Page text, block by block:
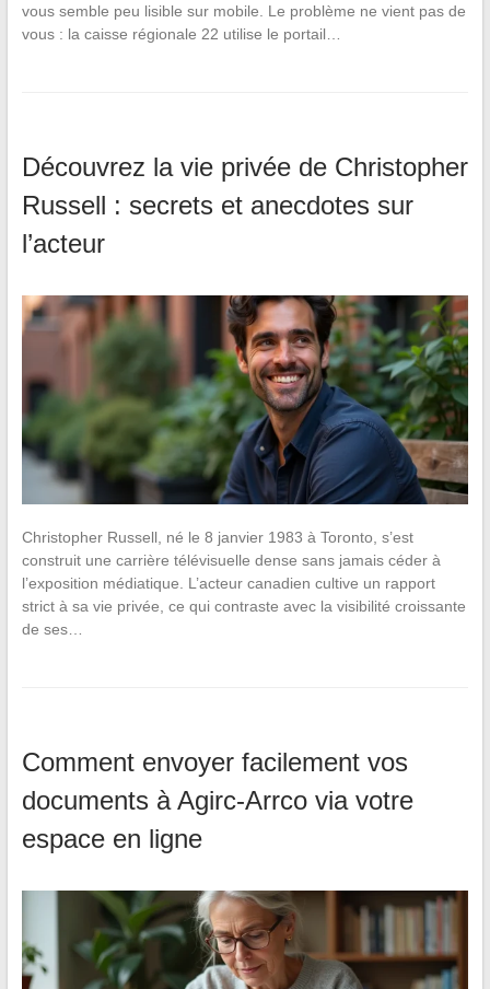
vous semble peu lisible sur mobile. Le problème ne vient pas de
vous : la caisse régionale 22 utilise le portail…
Découvrez la vie privée de Christopher
Russell : secrets et anecdotes sur
l’acteur
Christopher Russell, né le 8 janvier 1983 à Toronto, s’est
construit une carrière télévisuelle dense sans jamais céder à
l’exposition médiatique. L’acteur canadien cultive un rapport
strict à sa vie privée, ce qui contraste avec la visibilité croissante
de ses…
Comment envoyer facilement vos
documents à Agirc-Arrco via votre
espace en ligne